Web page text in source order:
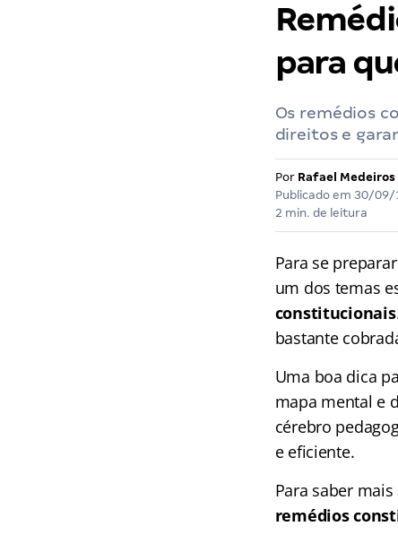
para
Os remédios
direitos e
Por Rafael Medeiros
Publicado em 30/09/
2 min. de leitura
Para se
um dos temas
constitucionais
bastante
Uma boa dica
mapa mental e
cérebro
e eficiente.
Para saber
remédios